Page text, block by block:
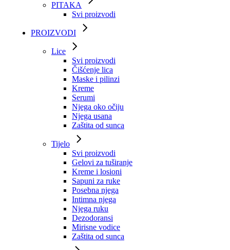
PITAKA
Svi proizvodi
PROIZVODI
Lice
Svi proizvodi
Čišćenje lica
Maske i pilinzi
Kreme
Serumi
Njega oko očiju
Njega usana
Zaštita od sunca
Tijelo
Svi proizvodi
Gelovi za tuširanje
Kreme i losioni
Sapuni za ruke
Posebna njega
Intimna njega
Njega ruku
Dezodoransi
Mirisne vodice
Zaštita od sunca